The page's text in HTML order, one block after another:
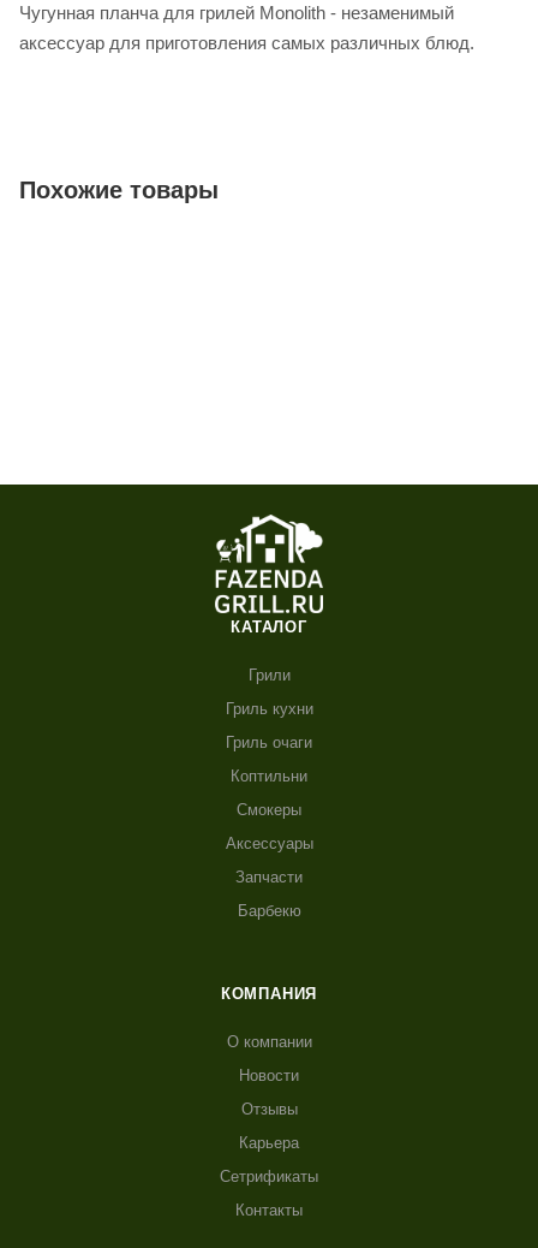
Чугунная планча для грилей Monolith - незаменимый
аксессуар для приготовления самых различных блюд.
Похожие товары
КАТАЛОГ
Грили
Гриль кухни
Гриль очаги
Коптильни
Смокеры
Аксессуары
Запчасти
Барбекю
КОМПАНИЯ
О компании
Новости
Отзывы
Карьера
Сетрификаты
Контакты